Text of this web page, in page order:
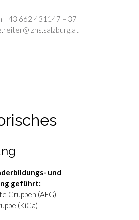
+43 662 431147 – 37
und
geführt:
Gruppen (AEG)
(KiGa)